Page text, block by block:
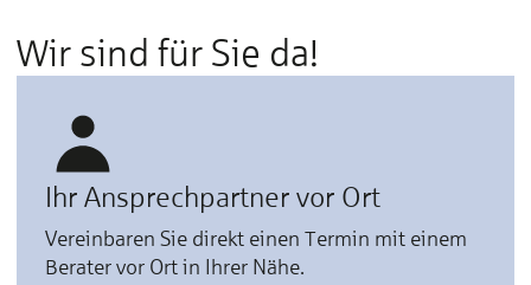
Wir sind für Sie da!
Ihr Ansprechpartner vor Ort
Vereinbaren Sie direkt einen Termin mit einem
Berater vor Ort in Ihrer Nähe.